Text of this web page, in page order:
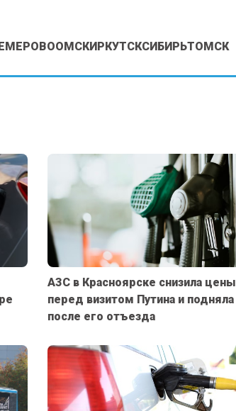
ОМСКИРКУТСКСИБИРЬТОМСК
АЗС в Красноярске снизила цены
перед визитом Путина и подняла
после его отъезда